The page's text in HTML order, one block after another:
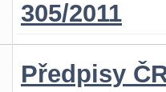
305/2011
Předpisy